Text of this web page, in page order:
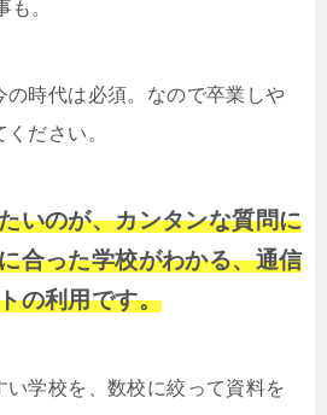
。
の時代は必須。なので卒業しや
ださい。
いのが、カンタンな質問に
合った学校がわかる、通信
の利用です。
い学校を、数校に絞って資料を